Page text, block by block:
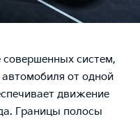
систем,
от одной
движение
Границы полосы